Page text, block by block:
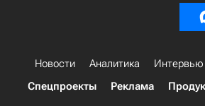
Новости Аналитика Интервью
Спецпроекты
Реклама